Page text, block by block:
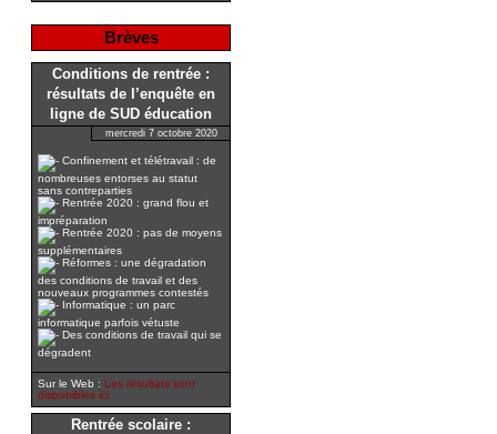
Brèves
Conditions de rentrée :
résultats de l’enquête en
ligne de SUD éducation
mercredi 7 octobre 2020
Confinement et télétravail : de
nombreuses entorses au statut
sans contreparties
Rentrée 2020 : grand flou et
impréparation
Rentrée 2020 : pas de moyens
supplémentaires
Réformes : une dégradation
des conditions de travail et des
nouveaux programmes contestés
Informatique : un parc
informatique parfois vétuste
Des conditions de travail qui se
dégradent
Sur le Web : Les résultats sont
disponibles ici
Rentrée scolaire :